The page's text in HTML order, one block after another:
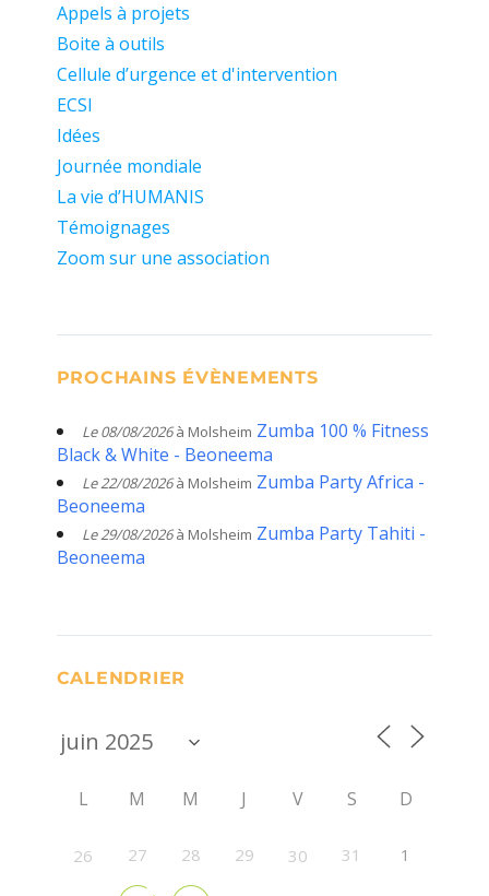
Appels à projets
Boite à outils
Cellule d’urgence et d'intervention
ECSI
Idées
Journée mondiale
La vie d’HUMANIS
Témoignages
Zoom sur une association
PROCHAINS ÉVÈNEMENTS
Le 08/08/2026à Molsheim Zumba 100 % Fitness
Black & White - Beoneema
Le 22/08/2026à Molsheim Zumba Party Africa -
Beoneema
Le 29/08/2026à Molsheim Zumba Party Tahiti -
Beoneema
CALENDRIER
L M M J V S D
26 27 28 29 30 31 1